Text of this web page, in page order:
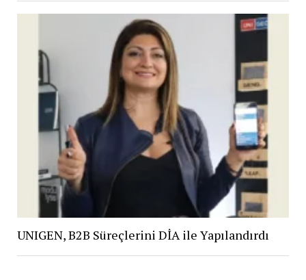
UNIGEN, B2B Süreçlerini DİA ile Yapılandırdı